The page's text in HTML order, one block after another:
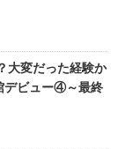
大変だった経験か
デビュー④～最終